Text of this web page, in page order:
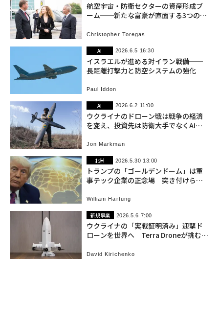
航空宇宙・防衛セクターの資産形成ブ
ーム──新たな富豪が直面する3つの落
Christopher Toregas
AI 2026.6.5 16:30
イスラエルが進める対イラン戦備──
長距離打撃力と防空システムの強化
Paul Iddon
AI 2026.6.2 11:00
ウクライナのドローン戦は戦争の経済
を変え、投資先は防衛大手でなくAIイ
Jon Markman
北米 2026.5.30 13:00
トランプの「ゴールデンドーム」は軍
事テック企業の正念場 突き付けられ
William Hartung
新規事業 2026.5.6 7:00
ウクライナの「実戦証明済み」迎撃ド
ローンを世界へ Terra Droneが挑む防
David Kirichenko